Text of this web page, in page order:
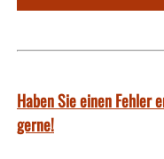
Haben Sie einen Fehler
gerne!